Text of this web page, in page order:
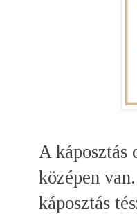
A káposztás
középen
káposztás